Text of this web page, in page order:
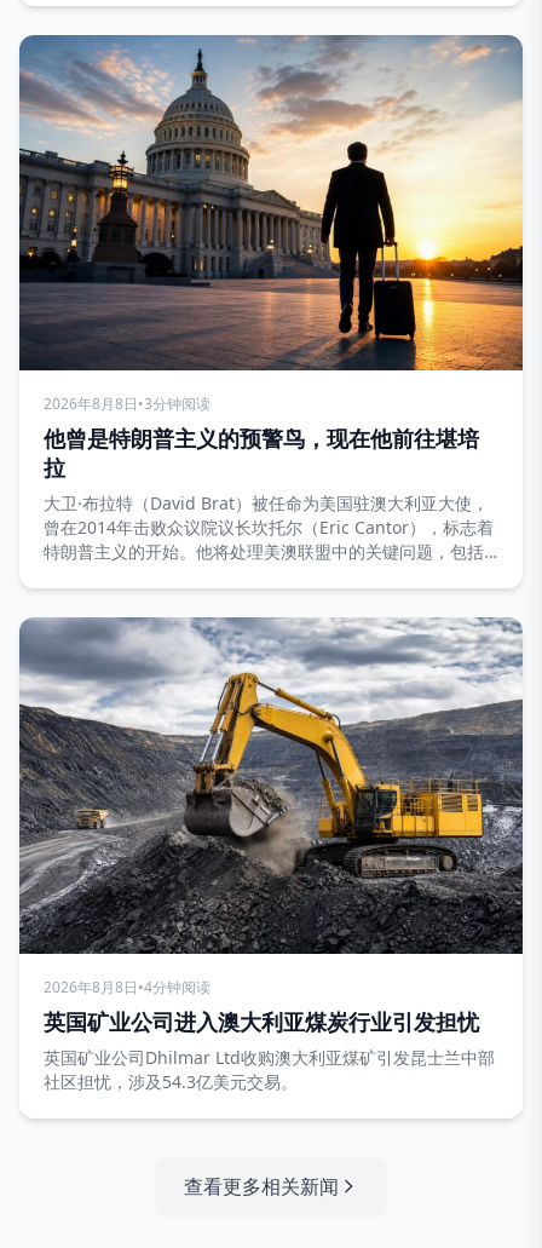
2026年8月8日•3分钟阅读
他曾是特朗普主义的预警鸟，现在他前往堪培
拉
大卫·布拉特（David Brat）被任命为美国驻澳大利亚大使，
曾在2014年击败众议院议长坎托尔（Eric Cantor），标志着
特朗普主义的开始。他将处理美澳联盟中的关键问题，包括
2026年8月8日•4分钟阅读
英国矿业公司进入澳大利亚煤炭行业引发担忧
英国矿业公司Dhilmar Ltd收购澳大利亚煤矿引发昆士兰中部
社区担忧，涉及54.3亿美元交易。
查看更多相关新闻